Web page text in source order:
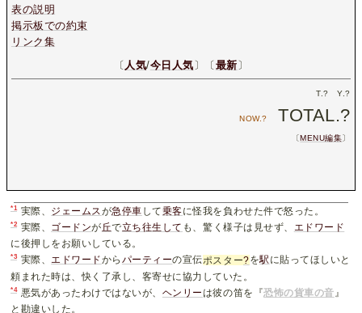
表の説明
掲示板での約束
リンク集
〔 人気/今日人気〕〔最新〕
T.? Y.?
NOW.? TOTAL.?
〔MENU編集〕
*1 実際、 ジェームス が急停車 して乗客に怪我を負わせた件で怒った。
*2 実際、 ゴードンが 丘で立ち往生して も、驚く様子は見せず、
エドワード
に後押しをお願いしている。
*3 実際、エドワードから パーティーの宣伝ポスター?を駅 に貼ってほしいと
頼まれた時は、快く了承し、客寄せに協力していた。
*4 悪気があったわけではないが、 ヘンリーは彼の笛を『恐怖の貨車の音 』
と勘違いした。